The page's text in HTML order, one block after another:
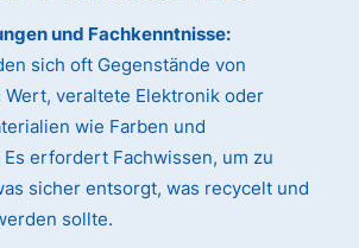
und Fachkenntnisse:
sich oft Gegenstände von
Wert, veraltete Elektronik oder
wie Farben und
erfordert Fachwissen, um zu
sicher entsorgt, was recycelt und
sollte.